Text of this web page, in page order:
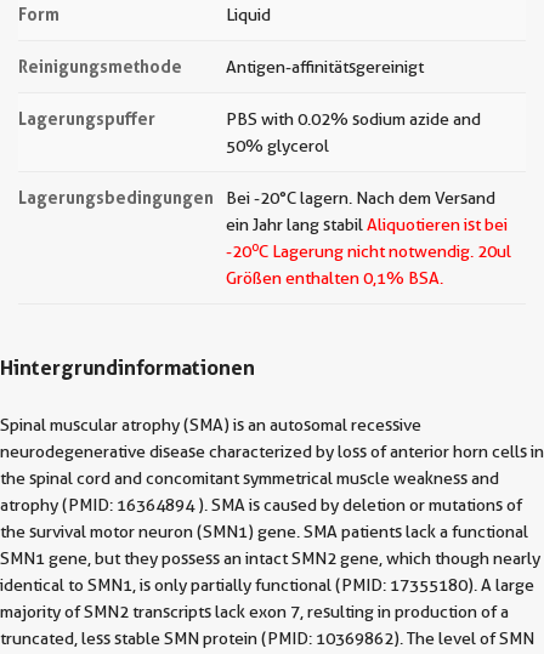
Form Liquid
Reinigungsmethode Antigen-affinitätsgereinigt
Lagerungspuffer
PBS with 0.02% sodium azide and
50% glycerol
Lagerungsbedingungen
Bei -20°C lagern. Nach dem Versand
ein Jahr lang stabil Aliquotieren ist bei
-20oC Lagerung nicht notwendig. 20ul
Größen enthalten 0,1% BSA.
Hintergrundinformationen
Spinal muscular atrophy (SMA) is an autosomal recessive
neurodegenerative disease characterized by loss of anterior horn cells in
the spinal cord and concomitant symmetrical muscle weakness and
atrophy (PMID: 16364894 ). SMA is caused by deletion or mutations of
the survival motor neuron (SMN1) gene. SMA patients lack a functional
SMN1 gene, but they possess an intact SMN2 gene, which though nearly
identical to SMN1, is only partially functional (PMID: 17355180). A large
majority of SMN2 transcripts lack exon 7, resulting in production of a
truncated, less stable SMN protein (PMID: 10369862). The level of SMN